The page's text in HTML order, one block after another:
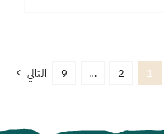
1
2
…
9 التالي